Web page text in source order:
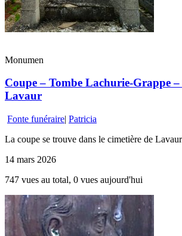
Monumen
Coupe – Tombe Lachurie-Grappe
Lavaur
Fonte funéraire| Patricia
La coupe se trouve dans le cimetière de
14 mars 2026
747 vues au total, 0 vues aujourd'hui